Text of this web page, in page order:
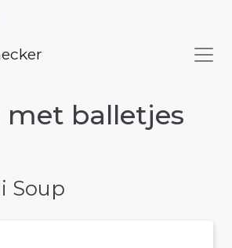
balletjes
Soup